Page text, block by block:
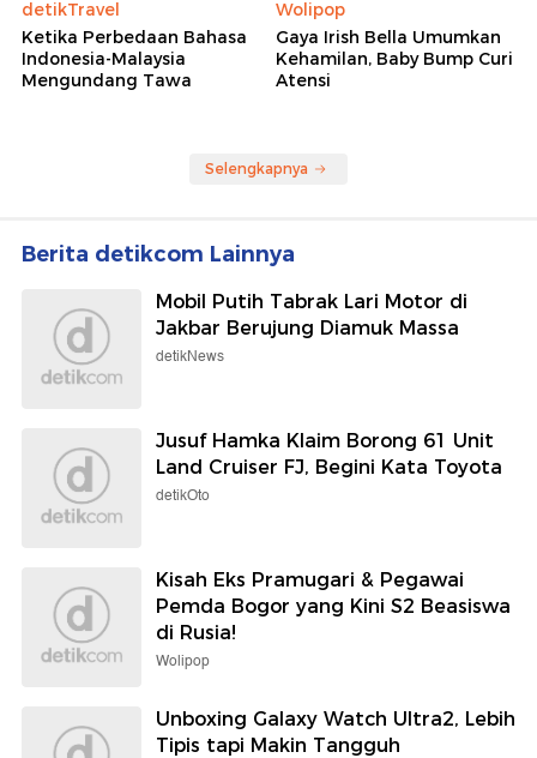
detikTravel
Ketika Perbedaan Bahasa
Indonesia-Malaysia
Mengundang Tawa
Wolipop
Gaya Irish Bella Umumkan
Kehamilan, Baby Bump Curi
Atensi
Selengkapnya
Berita detikcom Lainnya
Mobil Putih Tabrak Lari Motor di
Jakbar Berujung Diamuk Massa
detikNews
Jusuf Hamka Klaim Borong 61 Unit
Land Cruiser FJ, Begini Kata Toyota
detikOto
Kisah Eks Pramugari & Pegawai
Pemda Bogor yang Kini S2 Beasiswa
di Rusia!
Wolipop
Unboxing Galaxy Watch Ultra2, Lebih
Tipis tapi Makin Tangguh